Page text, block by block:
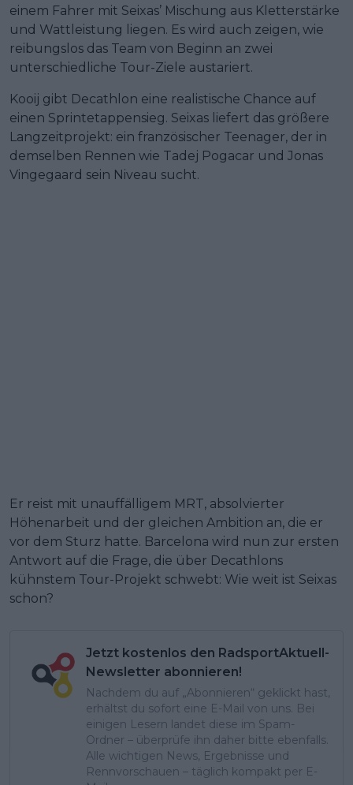
einem Fahrer mit Seixas’ Mischung aus Kletterstärke
und Wattleistung liegen. Es wird auch zeigen, wie
reibungslos das Team von Beginn an zwei
unterschiedliche Tour-Ziele austariert.
Kooij gibt Decathlon eine realistische Chance auf
einen Sprintetappensieg. Seixas liefert das größere
Langzeitprojekt: ein französischer Teenager, der in
demselben Rennen wie Tadej Pogacar und Jonas
Vingegaard sein Niveau sucht.
Er reist mit unauffälligem MRT, absolvierter
Höhenarbeit und der gleichen Ambition an, die er
vor dem Sturz hatte. Barcelona wird nun zur ersten
Antwort auf die Frage, die über Decathlons
kühnstem Tour-Projekt schwebt: Wie weit ist Seixas
schon?
Jetzt kostenlos den RadsportAktuell-
Newsletter abonnieren!
Nachdem du auf „Abonnieren“ geklickt hast,
erhältst du sofort eine E-Mail von uns. Bei
einigen Lesern landet diese im Spam-
Ordner – überprüfe ihn daher bitte ebenfalls.
Alle wichtigen News, Ergebnisse und
Rennvorschauen – täglich kompakt per E-